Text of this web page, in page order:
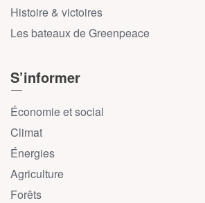
Histoire & victoires
Les bateaux de Greenpeace
S’informer
Économie et social
Climat
Énergies
Agriculture
Forêts